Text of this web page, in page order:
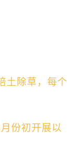
土除草，每个
份初开展以